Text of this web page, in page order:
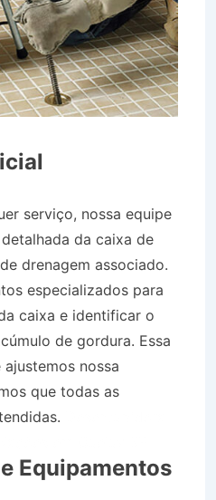
serviço, nossa equipe
da caixa de
drenagem associado.
especializados para
caixa e identificar o
de gordura. Essa
nossa
que todas as
Equipamentos